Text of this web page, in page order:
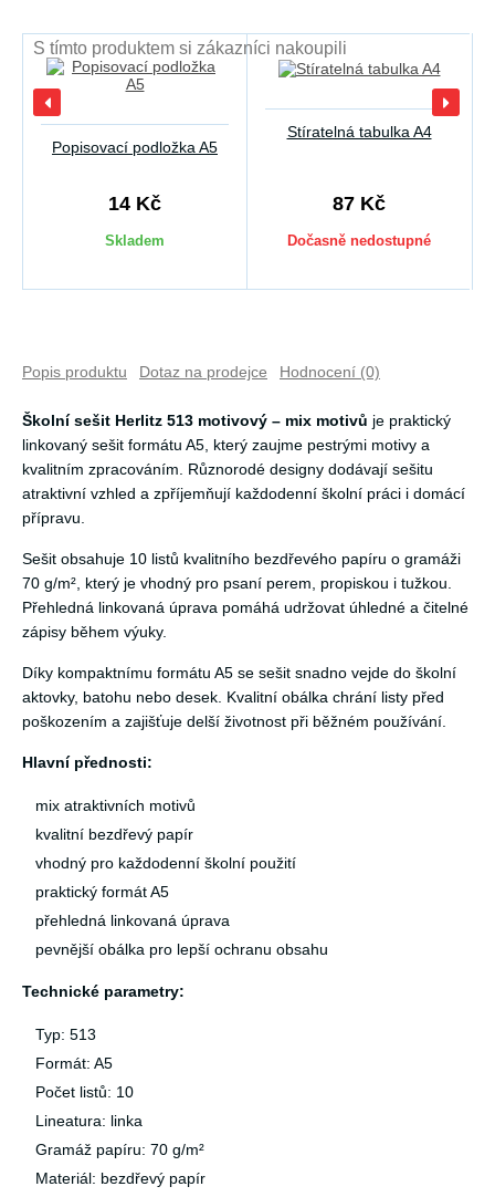
S tímto produktem si zákazníci nakoupili
Popisovací podložka A5
14 Kč
Skladem
Stíratelná tabulka A4
87 Kč
Dočasně nedostupné
Popis produktu Dotaz na prodejce Hodnocení (0)
Školní sešit Herlitz 513 motivový – mix motivů je praktický
linkovaný sešit formátu A5, který zaujme pestrými motivy a
kvalitním zpracováním. Různorodé designy dodávají sešitu
atraktivní vzhled a zpříjemňují každodenní školní práci i domácí
přípravu.
Sešit obsahuje 10 listů kvalitního bezdřevého papíru o gramáži
70 g/m², který je vhodný pro psaní perem, propiskou i tužkou.
Přehledná linkovaná úprava pomáhá udržovat úhledné a čitelné
zápisy během výuky.
Díky kompaktnímu formátu A5 se sešit snadno vejde do školní
aktovky, batohu nebo desek. Kvalitní obálka chrání listy před
poškozením a zajišťuje delší životnost při běžném používání.
Hlavní přednosti:
mix atraktivních motivů
kvalitní bezdřevý papír
vhodný pro každodenní školní použití
praktický formát A5
přehledná linkovaná úprava
pevnější obálka pro lepší ochranu obsahu
Technické parametry:
Typ: 513
Formát: A5
Počet listů: 10
Lineatura: linka
Gramáž papíru: 70 g/m²
Materiál: bezdřevý papír